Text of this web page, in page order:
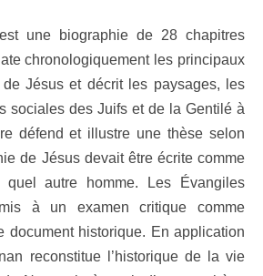
une biographie de 28 chapitres
chronologiquement les principaux
Jésus et décrit les paysages, les
sociales des Juifs et de la Gentilé à
défend et illustre une thèse selon
de Jésus devait être écrite comme
quel autre homme. Les Évangiles
à un examen critique comme
document historique. En application
reconstitue l’historique de la vie